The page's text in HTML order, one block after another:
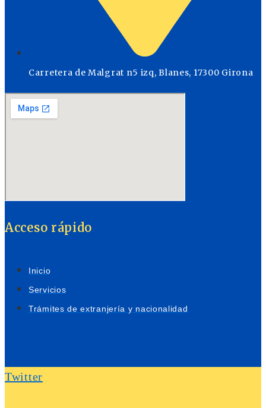
Carretera de Malgrat n5 izq, Blanes, 17300 Girona
Acceso rápido
Inicio
Servicios
Trámites de extranjería y nacionalidad
Twitter